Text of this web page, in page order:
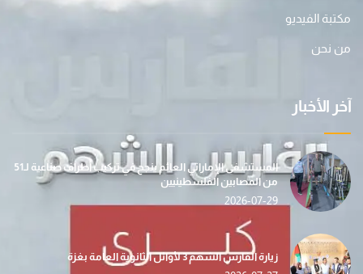
مكتبة الفيديو
من نحن
آخر الأخبار
المستشفى الإماراتي العائم ينجح في تركيب أطراف صناعية لـ51
من المصابين الفلسطينيين
2026-07-29
زيارة الفارس الشهم 3 لأوائل الثانوية العامة بغزة